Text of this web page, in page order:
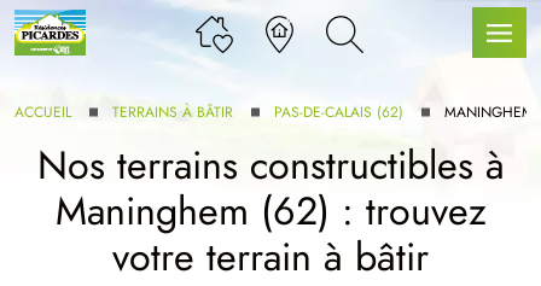
GAMME
ACCUEIL TERRAINS À BÂTIR PAS-DE-CALAIS (62) MANINGHEM
Nos terrains constructibles à
Maninghem (62) : trouvez
votre terrain à bâtir